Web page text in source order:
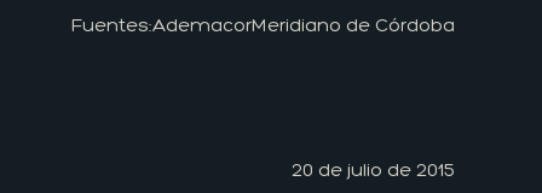
Fuentes:AdemacorMeridiano de Córdoba
20 de julio de 2015